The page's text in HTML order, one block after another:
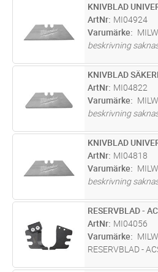
ST Lägg i
KNIVBLAD
ArtNr MI04924
Varumärke
beskrivning
ST Lägg i
KNIVBLAD
ArtNr MI04822
Varumärke
beskrivning
ST Lägg i
KNIVBLAD
ArtNr MI04818
Varumärke
beskrivning
ST Lägg i
RESERVBLAD -
ArtNr MI04056
Varumärke
RESERVBLAD -